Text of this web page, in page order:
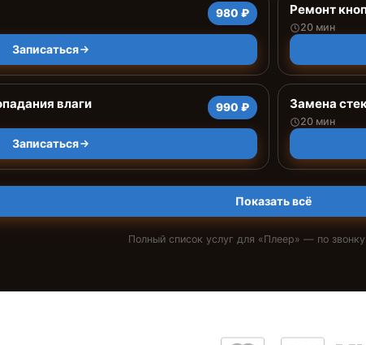
980 ₽
Записаться
Ремонт
20 мин
влаги 990 ₽
Записаться
Замена
20 мин
Показать всё
Полный список услуг для «Плеер» — по